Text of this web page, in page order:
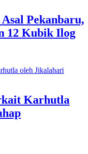
Pekanbaru,
12 Kubik Ilog
Karhutla